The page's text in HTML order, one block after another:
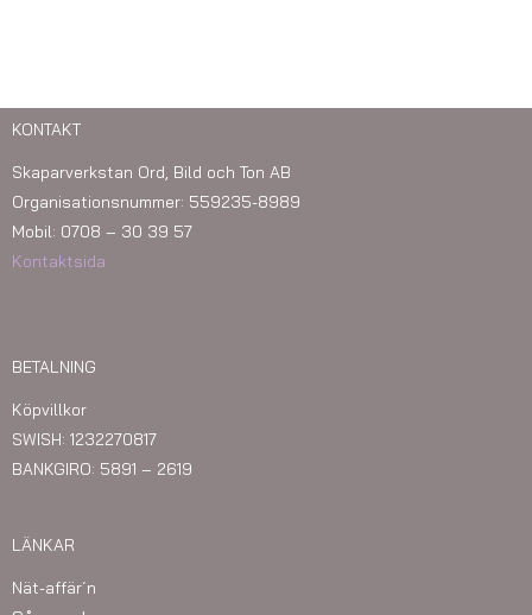
KONTAKT
Skaparverkstan Ord, Bild och Ton AB
Organisationsnummer: 559235-8989
Mobil: 0708 – 30 39 57
Kontaktsida
BETALNING
Köpvillkor
SWISH: 1232270817
BANKGIRO: 5891 – 2619
LÄNKAR
Nät-affär´n